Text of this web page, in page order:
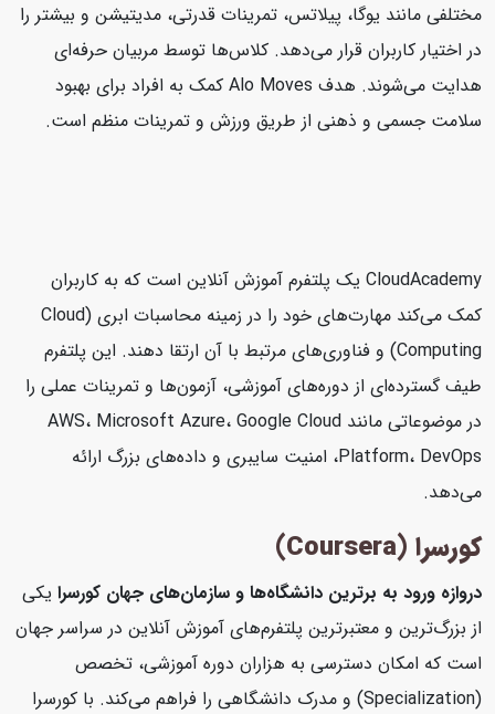
مختلفی مانند یوگا، پیلاتس، تمرینات قدرتی، مدیتیشن و بیشتر را
در اختیار کاربران قرار می‌دهد. کلاس‌ها توسط مربیان حرفه‌ای
هدایت می‌شوند. هدف Alo Moves کمک به افراد برای بهبود
سلامت جسمی و ذهنی از طریق ورزش و تمرینات منظم است.
CloudAcademy یک پلتفرم آموزش آنلاین است که به کاربران
کمک می‌کند مهارت‌های خود را در زمینه محاسبات ابری (Cloud
Computing) و فناوری‌های مرتبط با آن ارتقا دهند. این پلتفرم
طیف گسترده‌ای از دوره‌های آموزشی، آزمون‌ها و تمرینات عملی را
در موضوعاتی مانند AWS، Microsoft Azure، Google Cloud
Platform، DevOps، امنیت سایبری و داده‌های بزرگ ارائه
می‌دهد.
کورسرا (Coursera)
دروازه ورود به برترین دانشگاه‌ها و سازمان‌های جهان کورسرایکی
از بزرگ‌ترین و معتبرترین پلتفرم‌های آموزش آنلاین در سراسر جهان
است که امکان دسترسی به هزاران دوره آموزشی، تخصص
(Specialization) و مدرک دانشگاهی را فراهم می‌کند. با کورسرا